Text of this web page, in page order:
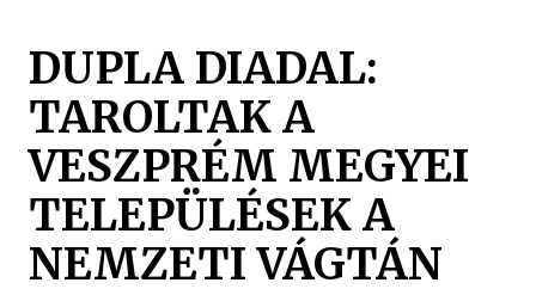
DUPLA DIADAL:
TAROLTAK A
VESZPRÉM MEGYEI
TELEPÜLÉSEK A
NEMZETI VÁGTÁN